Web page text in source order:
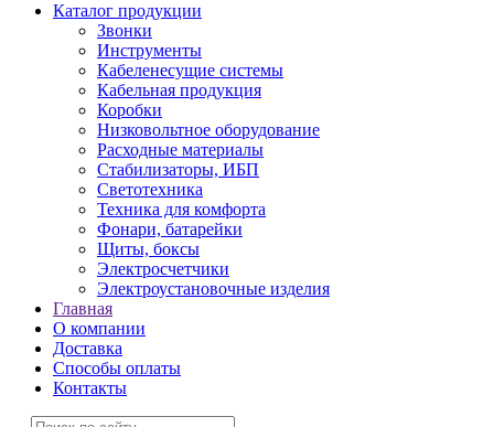
Каталог продукции
Звонки
Инструменты
Кабеленесущие системы
Кабельная продукция
Коробки
Низковольтное оборудование
Расходные материалы
Стабилизаторы, ИБП
Светотехника
Техника для комфорта
Фонари, батарейки
Щиты, боксы
Электросчетчики
Электроустановочные изделия
Главная
О компании
Доставка
Способы оплаты
Контакты